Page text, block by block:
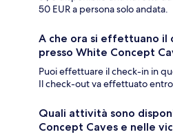
50 EUR a persona solo andata.
A che ora si effettuano il
presso White Concept
Puoi effettuare il check-in in
Il check-out va effettuato entro
Quali attività sono
Concept Caves e nelle